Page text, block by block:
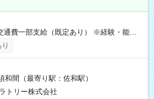
費一部支給（既定あり） ※経験・能力を
、本採用時と異なる部分があります。 雇
じです。 給与：時給 1,510円以上
和間（最寄り駅：佐和駅）
トリー株式会社